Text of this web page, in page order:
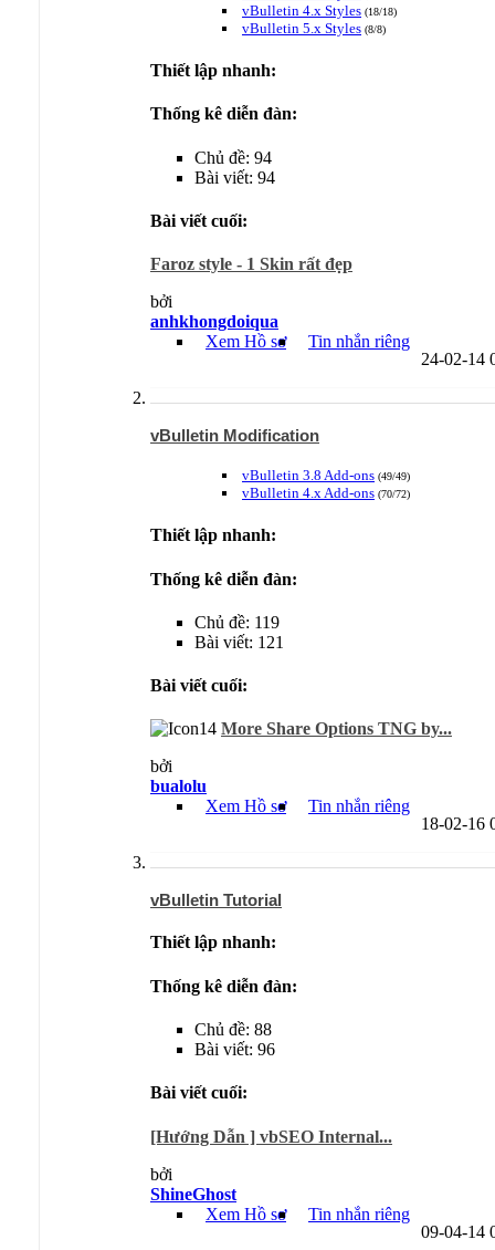
vBulletin 4.x Styles (18/18)
vBulletin 5.x Styles (8/8)
Thiết lập nhanh:
Thống kê diễn đàn:
Chủ đề: 94
Bài viết: 94
Bài viết cuối:
Faroz style - 1 Skin rất đẹp
bởi
anhkhongdoiqua
Xem Hồ sơ
Tin nhắn riêng
24-02-14
vBulletin Modification
vBulletin 3.8 Add-ons (49/49)
vBulletin 4.x Add-ons (70/72)
Thiết lập nhanh:
Thống kê diễn đàn:
Chủ đề: 119
Bài viết: 121
Bài viết cuối:
More Share Options TNG by...
bởi
bualolu
Xem Hồ sơ
Tin nhắn riêng
18-02-16
vBulletin Tutorial
Thiết lập nhanh:
Thống kê diễn đàn:
Chủ đề: 88
Bài viết: 96
Bài viết cuối:
[Hướng Dẫn ] vbSEO Internal...
bởi
ShineGhost
Xem Hồ sơ
Tin nhắn riêng
09-04-14